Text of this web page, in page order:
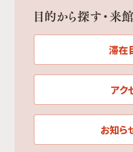
目的から探す・来
滞在
アク
お知ら